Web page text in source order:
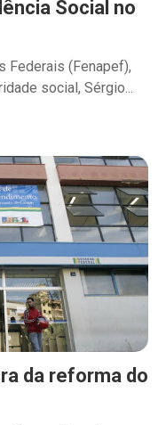
Social no
Federais (Fenapef),
social, Sérgio...
da reforma do